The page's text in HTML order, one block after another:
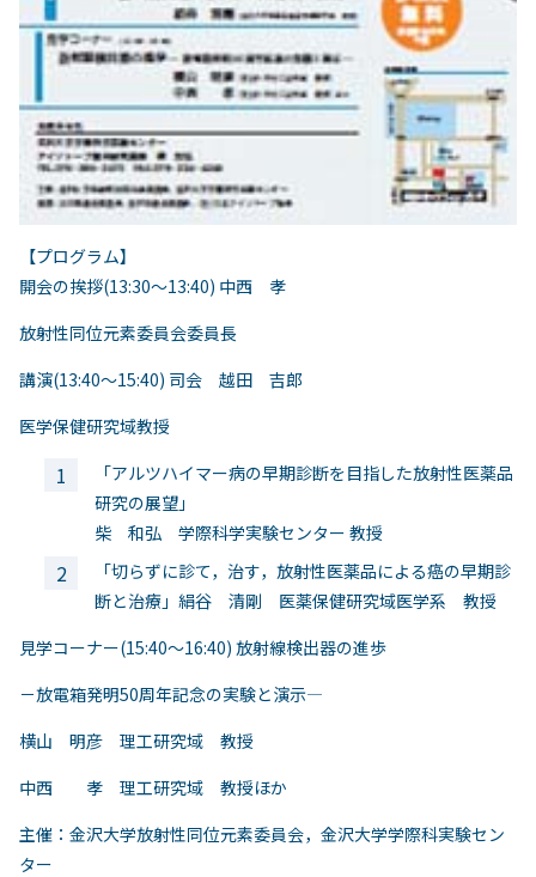
【プログラム】
開会の挨拶(13:30～13:40) 中西 孝
放射性同位元素委員会委員長
講演(13:40～15:40) 司会 越田 吉郎
医学保健研究域教授
「アルツハイマー病の早期診断を目指した放射性医薬品
研究の展望」
柴 和弘 学際科学実験センター 教授
「切らずに診て，治す，放射性医薬品による癌の早期診
断と治療」絹谷 清剛 医薬保健研究域医学系 教授
見学コーナー(15:40～16:40) 放射線検出器の進歩
－放電箱発明50周年記念の実験と演示―
横山 明彦 理工研究域 教授
中西 孝 理工研究域 教授ほか
主催：金沢大学放射性同位元素委員会，金沢大学学際科実験セン
ター